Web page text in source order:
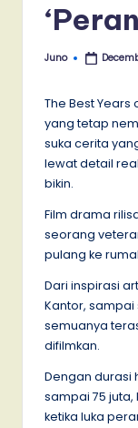
Posted
Juno
The Best Years
yang tetap
suka cerita
lewat detail
bikin.
Film drama
seorang
pulang ke
Dari inspirasi
Kantor,
semuanya
difilmkan.
Dengan durasi
sampai 75
ketika luka